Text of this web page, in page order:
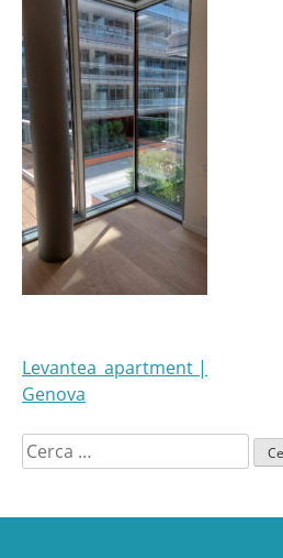
NAVIGAZIONE
ARTICOLI
Levantea_apartment |
Genova
Ricerca
per: